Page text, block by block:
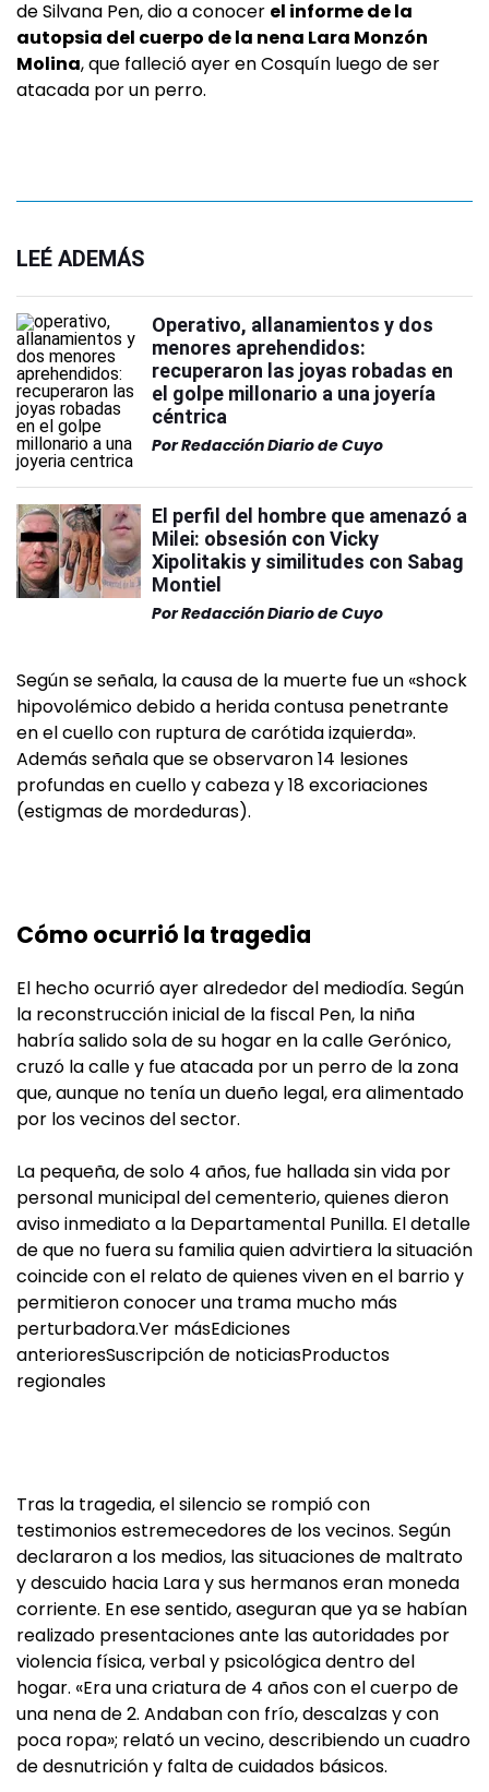
de Silvana Pen, dio a conocer el informe de la
autopsia del cuerpo de la nena Lara Monzón
Molina, que falleció ayer en Cosquín luego de ser
atacada por un perro.
LEÉ ADEMÁS
Operativo, allanamientos y dos
menores aprehendidos:
recuperaron las joyas robadas en
el golpe millonario a una joyería
céntrica
PorRedacción Diario de Cuyo
El perfil del hombre que amenazó a
Milei: obsesión con Vicky
Xipolitakis y similitudes con Sabag
Montiel
PorRedacción Diario de Cuyo
Según se señala, la causa de la muerte fue un «shock
hipovolémico debido a herida contusa penetrante
en el cuello con ruptura de carótida izquierda».
Además señala que se observaron 14 lesiones
profundas en cuello y cabeza y 18 excoriaciones
(estigmas de mordeduras).
Cómo ocurrió la tragedia
El hecho ocurrió ayer alrededor del mediodía. Según
la reconstrucción inicial de la fiscal Pen, la niña
habría salido sola de su hogar en la calle Gerónico,
cruzó la calle y fue atacada por un perro de la zona
que, aunque no tenía un dueño legal, era alimentado
por los vecinos del sector.
La pequeña, de solo 4 años, fue hallada sin vida por
personal municipal del cementerio, quienes dieron
aviso inmediato a la Departamental Punilla. El detalle
de que no fuera su familia quien advirtiera la situación
coincide con el relato de quienes viven en el barrio y
permitieron conocer una trama mucho más
perturbadora.Ver másEdiciones
anterioresSuscripción de noticiasProductos
regionales
Tras la tragedia, el silencio se rompió con
testimonios estremecedores de los vecinos. Según
declararon a los medios, las situaciones de maltrato
y descuido hacia Lara y sus hermanos eran moneda
corriente. En ese sentido, aseguran que ya se habían
realizado presentaciones ante las autoridades por
violencia física, verbal y psicológica dentro del
hogar. «Era una criatura de 4 años con el cuerpo de
una nena de 2. Andaban con frío, descalzas y con
poca ropa»; relató un vecino, describiendo un cuadro
de desnutrición y falta de cuidados básicos.